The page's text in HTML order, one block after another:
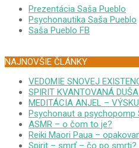
Prezentácia Saša Pueblo
Psychonautika Saša Pueblo
Saša Pueblo FB
NAJNOVŠIE ČLÁNKY
VEDOMIE SNOVEJ
SPIRIT KVANTOVANÁ
MEDITÁCIA ANJEL –
Psychonaut a psychopomp
ASMR – o čom to je?
Reiki Maori Paua –
Spirit – smrť – čo po smrti?